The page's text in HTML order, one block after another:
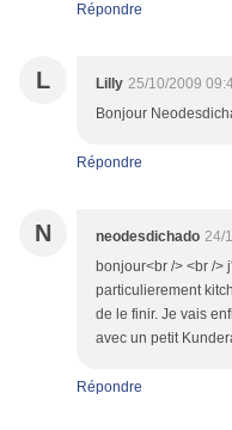
Répondre
L Lilly 25/10/2009
Bonjour
Répondre
N neodesdichado 24/
bonjour<br /> <br />
particulierement
de le finir. Je vais
avec un petit
Répondre